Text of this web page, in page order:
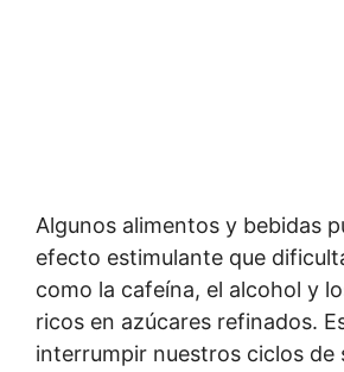
Algunos alimentos y bebidas
efecto estimulante que
como la cafeína, el alcohol y
ricos en azúcares refinados.
interrumpir nuestros ciclos de